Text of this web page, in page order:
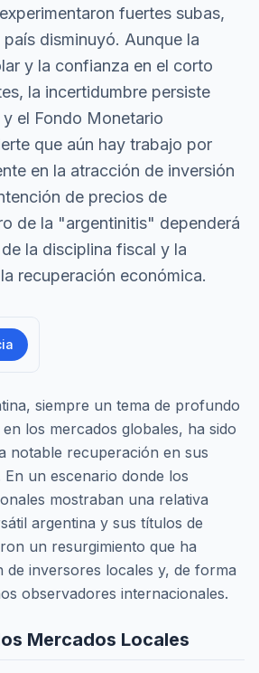
fuertes subas,
disminuyó. Aunque la
y la confianza en el corto
la incertidumbre persiste
el Fondo Monetario
que aún hay trabajo por
en la atracción de inversión
de precios de
de la "argentinitis" dependerá
la disciplina fiscal y la
recuperación económica.
siempre un tema de profundo
los mercados globales, ha sido
notable recuperación en sus
un escenario donde los
mostraban una relativa
argentina y sus títulos de
un resurgimiento que ha
de inversores locales y, de forma
observadores internacionales.
Mercados Locales